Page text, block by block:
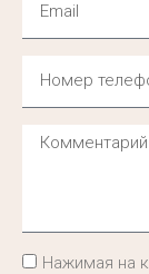
Нажимая на